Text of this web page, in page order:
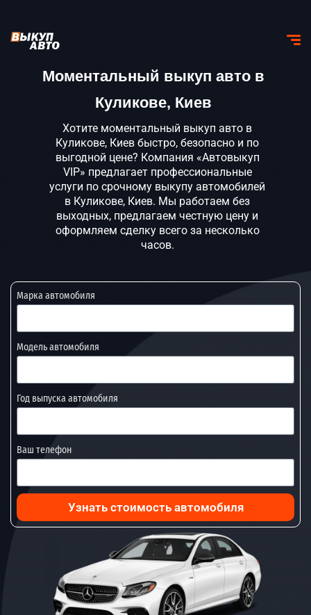
Моментальный выкуп авто в
Куликове, Киев
Хотите моментальный выкуп авто в
Куликове, Киев быстро, безопасно и по
выгодной цене? Компания «Автовыкуп
VIP» предлагает профессиональные
услуги по срочному выкупу автомобилей
в Куликове, Киев. Мы работаем без
выходных, предлагаем честную цену и
оформляем сделку всего за несколько
часов.
Марка автомобиля
Модель автомобиля
Год выпуска автомобиля
Ваш телефон
Узнать стоимость автомобиля